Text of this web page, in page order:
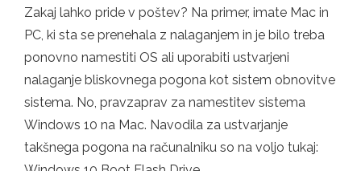
Zakaj lahko pride v poštev? Na primer, imate Mac in
PC, ki sta se prenehala z nalaganjem in je bilo treba
ponovno namestiti OS ali uporabiti ustvarjeni
nalaganje bliskovnega pogona kot sistem obnovitve
sistema. No, pravzaprav za namestitev sistema
Windows 10 na Mac. Navodila za ustvarjanje
takšnega pogona na računalniku so na voljo tukaj: